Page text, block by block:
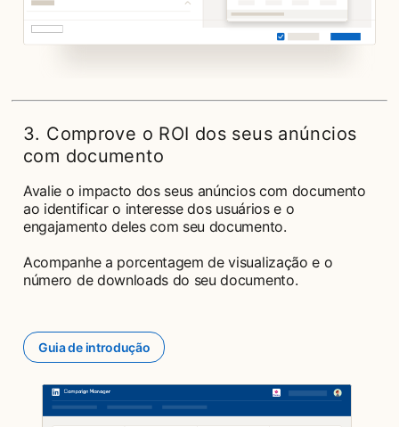
3. Comprove o ROI dos seus anúncios
com documento
Avalie o impacto dos seus anúncios com documento
ao identificar o interesse dos usuários e o
engajamento deles com seu documento.
Acompanhe a porcentagem de visualização e o
número de downloads do seu documento.
Guia de introdução